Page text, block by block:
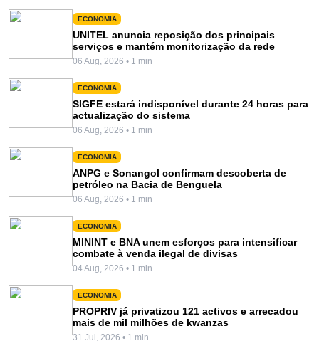
ECONOMIA
UNITEL anuncia reposição dos principais
serviços e mantém monitorização da rede
06 Aug, 2026 • 1 min
ECONOMIA
SIGFE estará indisponível durante 24 horas para
actualização do sistema
06 Aug, 2026 • 1 min
ECONOMIA
ANPG e Sonangol confirmam descoberta de
petróleo na Bacia de Benguela
06 Aug, 2026 • 1 min
ECONOMIA
MININT e BNA unem esforços para intensificar
combate à venda ilegal de divisas
04 Aug, 2026 • 1 min
ECONOMIA
PROPRIV já privatizou 121 activos e arrecadou
mais de mil milhões de kwanzas
31 Jul, 2026 • 1 min